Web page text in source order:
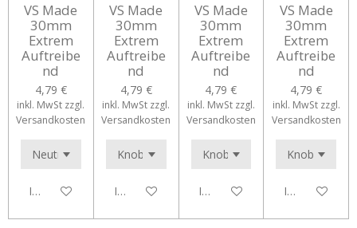
VS Made
30mm
Extrem
Auftreibe
nd
4,79 €
inkl. MwSt zzgl.
Versandkosten
In den Warenkorb
VS Made
30mm
Extrem
Auftreibe
nd
4,79 €
inkl. MwSt zzgl.
Versandkosten
In den Warenkorb
VS Made
30mm
Extrem
Auftreibe
nd
4,79 €
inkl. MwSt zzgl.
Versandkosten
In den Warenkorb
VS Made
30mm
Extrem
Auftreibe
nd
4,79 €
inkl. MwSt zzgl.
Versandkosten
In den